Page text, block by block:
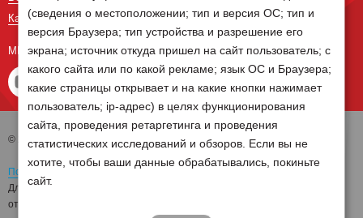
Карта сайта
МЫ В СОЦ СЕТЯХ
© 2026 Группа компаний Белагро
Политика обработки персональных данных
Для отзыва согласия на обработку персональных данных необходимо
отправить письмо на электронную почту
(сведения о местоположении; тип и версия ОС; тип и
версия Браузера; тип устройства и разрешение его
экрана; источник откуда пришел на сайт пользователь; с
какого сайта или по какой рекламе; язык ОС и Браузера;
какие страницы открывает и на какие кнопки нажимает
пользователь; ip-адрес) в целях функционирования
сайта, проведения ретаргетинга и проведения
статистических исследований и обзоров. Если вы не
хотите, чтобы ваши данные обрабатывались, покиньте
сайт.